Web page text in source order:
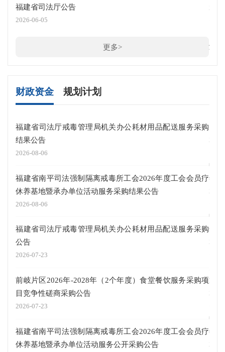
福建省司法厅公告
2026-06-05
更多>
解读
财政资金 规划计划
福建省司法厅戒毒管理局机关办公耗材用品配送服务采购
结果公告
2026-08-06
福建省南平司法强制隔离戒毒所工会2026年度工会会员疗
休养基地暨承办单位活动服务采购结果公告
2026-08-06
福建省司法厅戒毒管理局机关办公耗材用品配送服务采购
公告
2026-07-23
前岐片区2026年-2028年（2个年度）食堂餐饮服务采购项
目竞争性磋商采购公告
2026-07-23
福建省南平司法强制隔离戒毒所工会2026年度工会会员疗
休养基地暨承办单位活动服务公开采购公告
中
年
中
年
通知
中
年